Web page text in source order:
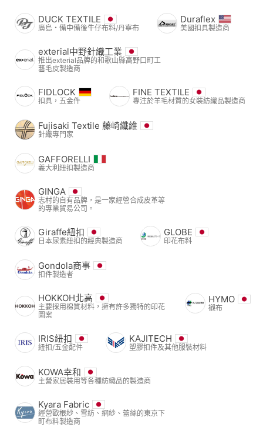
DUCK TEXTILE
廣島・備中備後牛仔布料/丹寧布
Duraflex
美國扣具製造商
exterial中野針織工業
推出exterial品牌的和歌山縣高野口町工
藝毛皮製造商
FIDLOCK
扣具，五金件
FINE TEXTILE
專注於羊毛材質的女裝紡織品製造商
Fujisaki Textile 藤崎纖維
針織專門家
GAFFORELLI
義大利紐扣製造商
GINGA
志村的自有品牌，是一家經營合成皮革等
的專業貿易公司。
Giraffe紐扣
日本尿素紐扣的經典製造商
GLOBE
印花布料
Gondola商事
扣件製造者
HOKKOH北高
主要採用棉質材料，擁有許多獨特的印花
圖案
HYMO
襯布
IRIS紐扣
紐扣/五金配件
KAJITECH
塑膠扣件及其他服裝材料
KOWA幸和
主營家居裝用等各種紡織品的製造商
Kyara Fabric
經營歐根紗、雪紡、網紗、蕾絲的東京下
町布料製造商